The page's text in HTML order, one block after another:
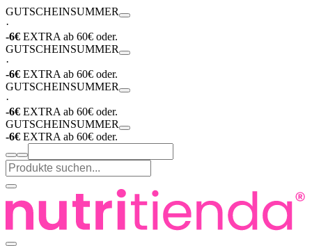
GUTSCHEINSUMMER
·
-6€ EXTRA ab 60€ oder.
GUTSCHEINSUMMER
·
-6€ EXTRA ab 60€ oder.
GUTSCHEINSUMMER
·
-6€ EXTRA ab 60€ oder.
GUTSCHEINSUMMER
-6€ EXTRA ab 60€ oder.